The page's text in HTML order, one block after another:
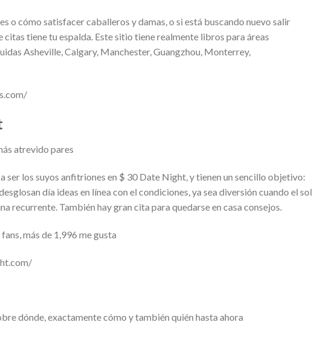
o cómo satisfacer caballeros y damas, o si está buscando nuevo salir
citas tiene tu espalda. Este sitio tiene realmente libros para áreas
Asheville, Calgary, Manchester, Guangzhou, Monterrey,
atrevido pares
ser los suyos anfitriones en $ 30 Date Night, y tienen un sencillo objetivo:
día ideas en línea con el condiciones, ya sea diversión cuando el sol
recurrente. También hay gran cita para quedarse en casa consejos.
más de 1,996 me gusta
dónde, exactamente cómo y también quién hasta ahora